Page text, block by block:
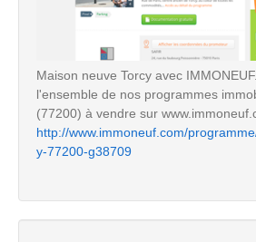
Maison neuve Torcy avec
l'ensemble de nos programmes
(77200) à vendre sur
http://www.immoneuf.com/
y-77200-g38709